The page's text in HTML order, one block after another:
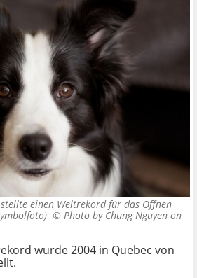
einen Weltrekord für das Öffnen
© Photo by Chung Nguyen on
wurde 2004 in Quebec von